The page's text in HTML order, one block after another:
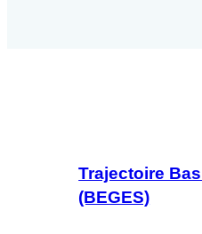
Trajectoire
(BEGES)